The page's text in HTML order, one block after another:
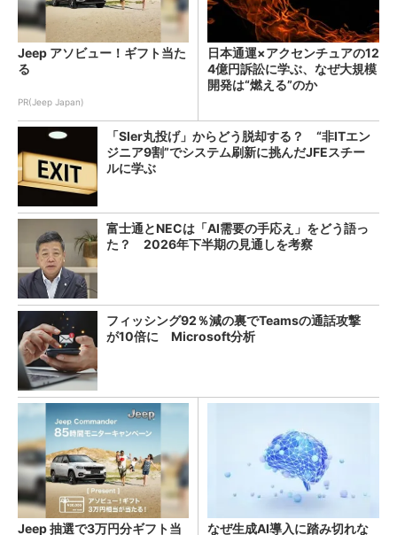
Jeep アソビュー！ギフト当た
る
PR(Jeep Japan)
日本通運×アクセンチュアの12
4億円訴訟に学ぶ、なぜ大規模
開発は“燃える”のか
「SIer丸投げ」からどう脱却する？ “非ITエン
ジニア9割”でシステム刷新に挑んだJFEスチー
ルに学ぶ
富士通とNECは「AI需要の手応え」をどう語っ
た？ 2026年下半期の見通しを考察
フィッシング92％減の裏でTeamsの通話攻撃
が10倍に Microsoft分析
Jeep 抽選で3万円分ギフト当 なぜ生成AI導入に踏み切れな